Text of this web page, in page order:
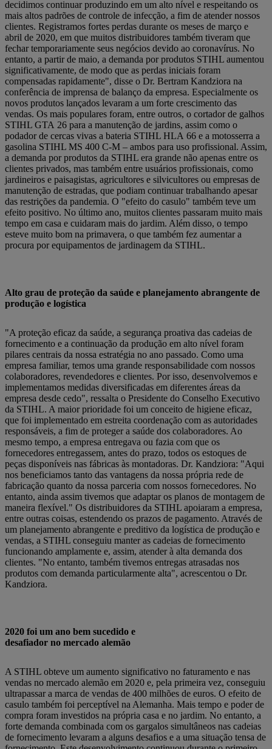
decidimos continuar produzindo em um alto nível e respeitando os
mais altos padrões de controle de infecção, a fim de atender nossos
clientes. Registramos fortes perdas durante os meses de março e
abril de 2020, em que muitos distribuidores também tiveram que
fechar temporariamente seus negócios devido ao coronavírus. No
entanto, a partir de maio, a demanda por produtos STIHL aumentou
significativamente, de modo que as perdas iniciais foram
compensadas rapidamente", disse o Dr. Bertram Kandziora na
conferência de imprensa de balanço da empresa. Especialmente os
novos produtos lançados levaram a um forte crescimento das
vendas. Os mais populares foram, entre outros, o cortador de galhos
STIHL GTA 26 para a manutenção de jardins, assim como o
podador de cercas vivas a bateria STIHL HLA 66 e a motosserra a
gasolina STIHL MS 400 C-M – ambos para uso profissional. Assim,
a demanda por produtos da STIHL era grande não apenas entre os
clientes privados, mas também entre usuários profissionais, como
jardineiros e paisagistas, agricultores e silvicultores ou empresas de
manutenção de estradas, que podiam continuar trabalhando apesar
das restrições da pandemia. O "efeito do casulo" também teve um
efeito positivo. No último ano, muitos clientes passaram muito mais
tempo em casa e cuidaram mais do jardim. Além disso, o tempo
esteve muito bom na primavera, o que também fez aumentar a
procura por equipamentos de jardinagem da STIHL.
Alto grau de proteção da saúde e planejamento abrangente de
produção e logística
"A proteção eficaz da saúde, a segurança proativa das cadeias de
fornecimento e a continuação da produção em alto nível foram
pilares centrais da nossa estratégia no ano passado. Como uma
empresa familiar, temos uma grande responsabilidade com nossos
colaboradores, revendedores e clientes. Por isso, desenvolvemos e
implementamos medidas diversificadas em diferentes áreas da
empresa desde cedo", ressalta o Presidente do Conselho Executivo
da STIHL. A maior prioridade foi um conceito de higiene eficaz,
que foi implementado em estreita coordenação com as autoridades
responsáveis, a fim de proteger a saúde dos colaboradores. Ao
mesmo tempo, a empresa entregava ou fazia com que os
fornecedores entregassem, antes do prazo, todos os estoques de
peças disponíveis nas fábricas às montadoras. Dr. Kandziora: "Aqui
nos beneficiamos tanto das vantagens da nossa própria rede de
fabricação quanto da nossa parceria com nossos fornecedores. No
entanto, ainda assim tivemos que adaptar os planos de montagem de
maneira flexível." Os distribuidores da STIHL apoiaram a empresa,
entre outras coisas, estendendo os prazos de pagamento. Através de
um planejamento abrangente e preditivo da logística de produção e
vendas, a STIHL conseguiu manter as cadeias de fornecimento
funcionando amplamente e, assim, atender à alta demanda dos
clientes. "No entanto, também tivemos entregas atrasadas nos
produtos com demanda particularmente alta", acrescentou o Dr.
Kandziora.
2020 foi um ano bem sucedido e
desafiador no mercado alemão
A STIHL obteve um aumento significativo no faturamento e nas
vendas no mercado alemão em 2020 e, pela primeira vez, conseguiu
ultrapassar a marca de vendas de 400 milhões de euros. O efeito de
casulo também foi perceptível na Alemanha. Mais tempo e poder de
compra foram investidos na própria casa e no jardim. No entanto, a
forte demanda combinada com os gargalos simultâneos nas cadeias
de fornecimento levaram a alguns desafios e a uma situação tensa de